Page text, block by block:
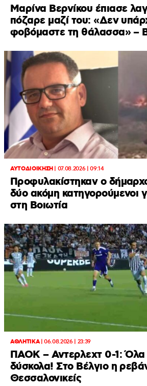
Μαρίνα Βερνίκου έπιασε
πόζαρε μαζί του: «Δεν
φοβόμαστε τη θάλασσα» –
ΑΥΤΟΔΙΟΙΚΗΣΗ| 07.08.2026 | 09:14
Προφυλακίστηκαν ο
δύο ακόμη κατηγορούμενοι
στη Βοιωτία
ΑΘΛΗΤΙΚΑ|06.08.2026 | 23:39
ΠΑΟΚ – Αντερλεχτ 0-1: Όλα
δύσκολα! Στο Βέλγιο η
Θεσσαλονικείς